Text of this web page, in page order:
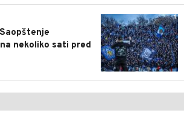
1
nekoliko sati pred